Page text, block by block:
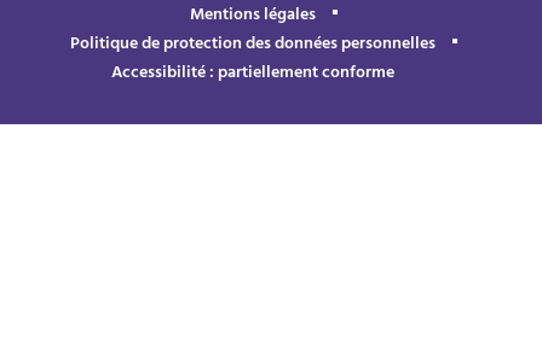
Mentions légales
Politique de protection des données personnelles
Accessibilité : partiellement conforme